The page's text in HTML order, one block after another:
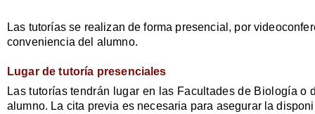
Las tutorías se realizan de forma presencial, por
conveniencia del alumno.
Lugar de tutoría presenciales
Las tutorías tendrán lugar en las Facultades de Biología o
alumno. La cita previa es necesaria para asegurar la